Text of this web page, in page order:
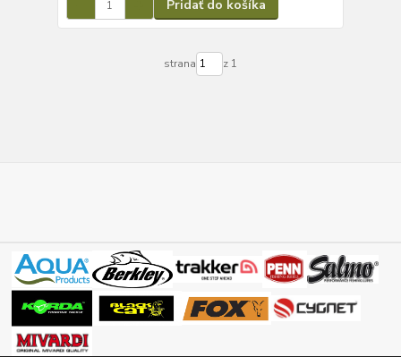
Pridať do košíka
strana z 1